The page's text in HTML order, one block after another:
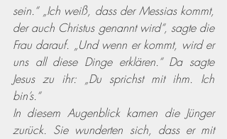
sein.“ „Ich weiß, dass der Messias kommt,
der auch Christus genannt wird“, sagte die
Frau darauf. „Und wenn er kommt, wird er
uns all diese Dinge erklären.“ Da sagte
Jesus zu ihr: „Du sprichst mit ihm. Ich
bin’s.“
In diesem Augenblick kamen die Jünger
zurück. Sie wunderten sich, dass er mit